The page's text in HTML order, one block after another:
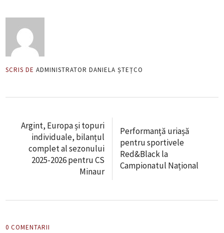
SCRIS DE ADMINISTRATOR DANIELA ȘTEȚCO
Argint, Europa și topuri
individuale, bilanțul
complet al sezonului
2025-2026 pentru CS
Minaur
Performanță uriașă
pentru sportivele
Red&Black la
Campionatul Național
0 COMENTARII